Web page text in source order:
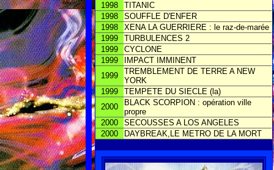
1998
TITANIC
1998
SOUFFLE D'ENFER
1998
XENA LA GUERRIERE : le raz-de-marée
1999
TURBULENCES 2
1999
CYCLONE
1999
IMPACT IMMINENT
1999
TREMBLEMENT DE TERRE A NEW
YORK
1999
TEMPETE DU SIECLE (la)
2000
BLACK SCORPION : opération ville
propre
2000
SECOUSSES A LOS ANGELES
2000
DAYBREAK,LE METRO DE LA MORT